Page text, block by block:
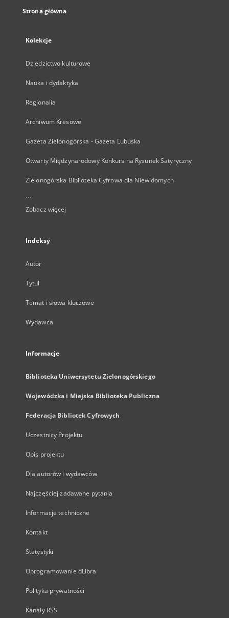
Strona główna
Kolekcje
Dziedzictwo kulturowe
Nauka i dydaktyka
Regionalia
Archiwum Kresowe
Gazeta Zielonogórska - Gazeta Lubuska
Otwarty Międzynarodowy Konkurs na Rysunek Satyryczny
Zielonogórska Biblioteka Cyfrowa dla Niewidomych
...
Zobacz więcej
Indeksy
Autor
Tytuł
Temat i słowa kluczowe
Wydawca
Informacje
Biblioteka Uniwersytetu Zielonogórskiego
Wojewódzka i Miejska Biblioteka Publiczna
Federacja Bibliotek Cyfrowych
Uczestnicy Projektu
Opis projektu
Dla autorów i wydawców
Najczęściej zadawane pytania
Informacje techniczne
Kontakt
Statystyki
Oprogramowanie dLibra
Polityka prywatności
Kanały RSS